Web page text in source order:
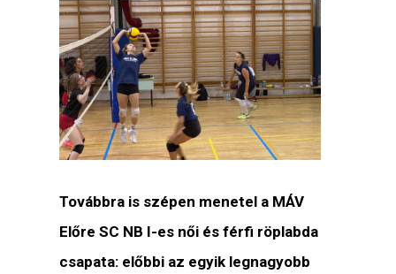
Továbbra is szépen menetel a MÁV
Előre SC NB I-es női és férfi röplabda
csapata: előbbi az egyik legnagyobb